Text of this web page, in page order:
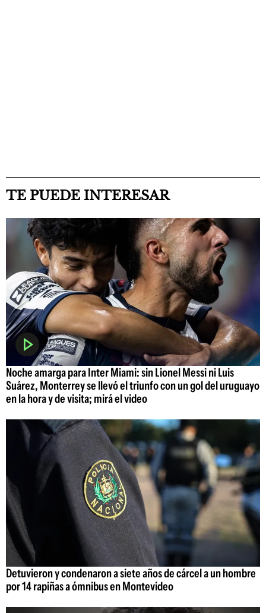
TE PUEDE INTERESAR
Noche amarga para Inter Miami: sin Lionel Messi ni Luis
Suárez, Monterrey se llevó el triunfo con un gol del uruguayo
en la hora y de visita; mirá el video
Detuvieron y condenaron a siete años de cárcel a un hombre
por 14 rapiñas a ómnibus en Montevideo